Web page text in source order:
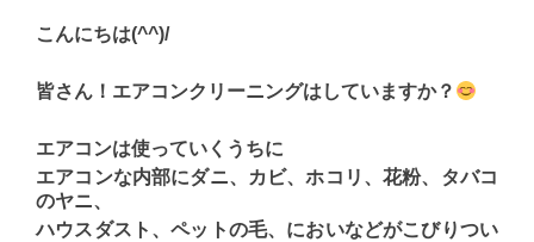
こんにちは(^^)/
皆さん！エアコンクリーニングはしていますか？
エアコンは使っていくうちに
エアコンな内部にダニ、カビ、ホコリ、花粉、タバコ
のヤニ、
ハウスダスト、ペットの毛、においなどがこびりつい